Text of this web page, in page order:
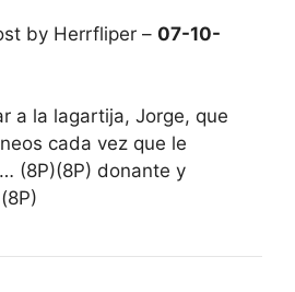
by Herrfliper – 07-10-
a la lagartija, Jorge, que
cada vez que le
(8P)(8P) donante y